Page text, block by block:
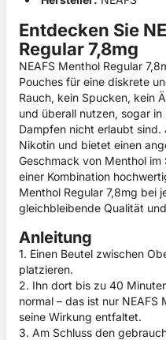
Entdecken Sie
Regular 7,8mg
NEAFS Menthol Regular
Pouches für eine diskrete
Rauch, kein Spucken, kein
und überall nutzen, sogar
Dampfen nicht erlaubt sind.
Nikotin und bietet einen
Geschmack von Menthol im
einer Kombination
Menthol Regular 7,8mg bei
gleichbleibende Qualität
Anleitung
1. Einen Beutel zwischen
platzieren.
2. Ihn dort bis zu 40
normal – das ist nur NEAFS
seine Wirkung entfaltet.
3. Am Schluss den